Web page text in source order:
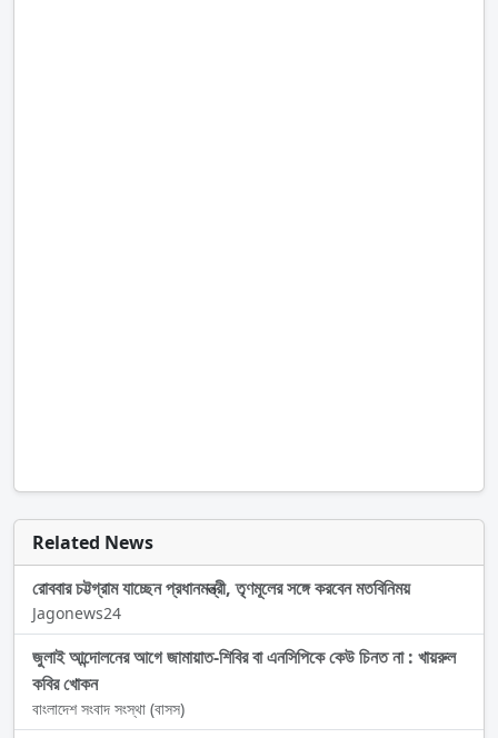
Related News
রোববার চট্টগ্রাম যাচ্ছেন প্রধানমন্ত্রী, তৃণমূলের সঙ্গে করবেন মতবিনিময়
Jagonews24
জুলাই আন্দোলনের আগে জামায়াত-শিবির বা এনসিপিকে কেউ চিনত না : খায়রুল
কবির খোকন
বাংলাদেশ সংবাদ সংস্থা (বাসস)